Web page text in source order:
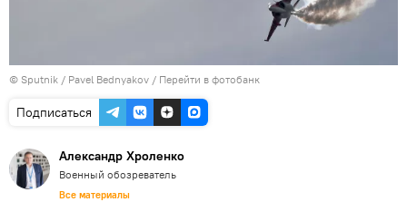
© Sputnik / Pavel Bednyakov / Перейти в фотобанк
Подписаться
Александр Хроленко
Военный обозреватель
Все материалы